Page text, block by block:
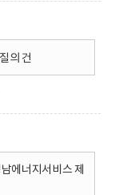
의 건
에너지서비스 제